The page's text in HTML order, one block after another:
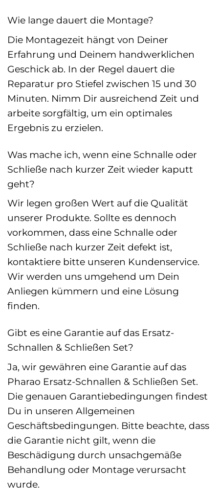
Wie lange dauert die Montage?
Die Montagezeit hängt von Deiner
Erfahrung und Deinem handwerklichen
Geschick ab. In der Regel dauert die
Reparatur pro Stiefel zwischen 15 und 30
Minuten. Nimm Dir ausreichend Zeit und
arbeite sorgfältig, um ein optimales
Ergebnis zu erzielen.
Was mache ich, wenn eine Schnalle oder
Schließe nach kurzer Zeit wieder kaputt
geht?
Wir legen großen Wert auf die Qualität
unserer Produkte. Sollte es dennoch
vorkommen, dass eine Schnalle oder
Schließe nach kurzer Zeit defekt ist,
kontaktiere bitte unseren Kundenservice.
Wir werden uns umgehend um Dein
Anliegen kümmern und eine Lösung
finden.
Gibt es eine Garantie auf das Ersatz-
Schnallen & Schließen Set?
Ja, wir gewähren eine Garantie auf das
Pharao Ersatz-Schnallen & Schließen Set.
Die genauen Garantiebedingungen findest
Du in unseren Allgemeinen
Geschäftsbedingungen. Bitte beachte, dass
die Garantie nicht gilt, wenn die
Beschädigung durch unsachgemäße
Behandlung oder Montage verursacht
wurde.